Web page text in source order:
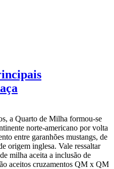
a Quarto de Milha formou-se
norte-americano por volta
entre garanhões mustangs, de
origem inglesa. Vale ressaltar
milha aceita a inclusão de
aceitos cruzamentos QM x QM